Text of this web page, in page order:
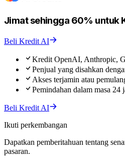
Jimat sehingga 60% untuk
Beli Kredit AI
Kredit OpenAI, Anthropic,
Penjual yang disahkan
Akses terjamin atau
Pemindahan dalam masa 24
Beli Kredit AI
Ikuti perkembangan
Dapatkan pemberitahuan tentang
pasaran.